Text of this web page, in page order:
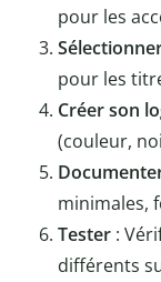
pour les
pour les
Créer son
(couleur,
minimales,
Tester :
différents